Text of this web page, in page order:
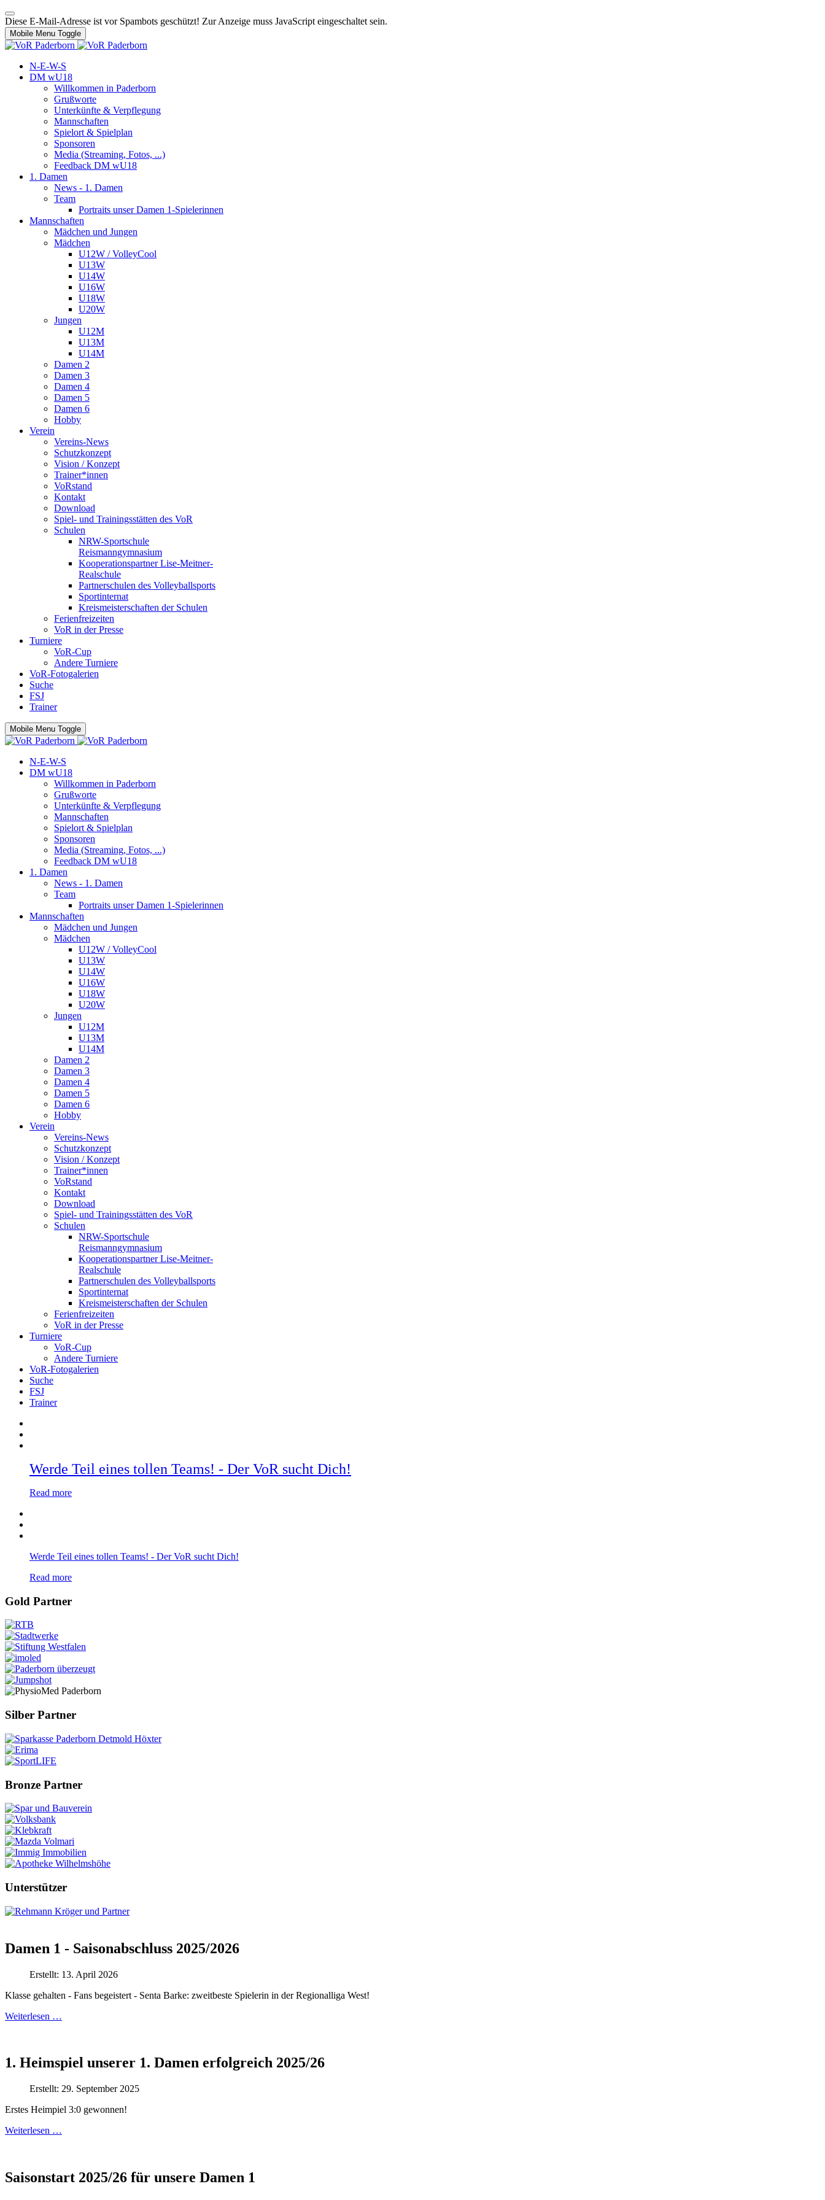
Diese E-Mail-Adresse ist vor Spambots geschützt! Zur Anzeige muss JavaScript eingeschaltet sein.
Mobile Menu Toggle
N-E-W-S
DM wU18
Willkommen in Paderborn
Grußworte
Unterkünfte & Verpflegung
Mannschaften
Spielort & Spielplan
Sponsoren
Media (Streaming, Fotos, ...)
Feedback DM wU18
1. Damen
News - 1. Damen
Team
Portraits unser Damen 1-Spielerinnen
Mannschaften
Mädchen und Jungen
Mädchen
U12W / VolleyCool
U13W
U14W
U16W
U18W
U20W
Jungen
U12M
U13M
U14M
Damen 2
Damen 3
Damen 4
Damen 5
Damen 6
Hobby
Verein
Vereins-News
Schutzkonzept
Vision / Konzept
Trainer*innen
VoRstand
Kontakt
Download
Spiel- und Trainingsstätten des VoR
Schulen
NRW-Sportschule
Reismanngymnasium
Kooperationspartner Lise-Meitner-
Realschule
Partnerschulen des Volleyballsports
Sportinternat
Kreismeisterschaften der Schulen
Ferienfreizeiten
VoR in der Presse
Turniere
VoR-Cup
Andere Turniere
VoR-Fotogalerien
Suche
FSJ
Trainer
Mobile Menu Toggle
N-E-W-S
DM wU18
Willkommen in Paderborn
Grußworte
Unterkünfte & Verpflegung
Mannschaften
Spielort & Spielplan
Sponsoren
Media (Streaming, Fotos, ...)
Feedback DM wU18
1. Damen
News - 1. Damen
Team
Portraits unser Damen 1-Spielerinnen
Mannschaften
Mädchen und Jungen
Mädchen
U12W / VolleyCool
U13W
U14W
U16W
U18W
U20W
Jungen
U12M
U13M
U14M
Damen 2
Damen 3
Damen 4
Damen 5
Damen 6
Hobby
Verein
Vereins-News
Schutzkonzept
Vision / Konzept
Trainer*innen
VoRstand
Kontakt
Download
Spiel- und Trainingsstätten des VoR
Schulen
NRW-Sportschule
Reismanngymnasium
Kooperationspartner Lise-Meitner-
Realschule
Partnerschulen des Volleyballsports
Sportinternat
Kreismeisterschaften der Schulen
Ferienfreizeiten
VoR in der Presse
Turniere
VoR-Cup
Andere Turniere
VoR-Fotogalerien
Suche
FSJ
Trainer
Werde Teil eines tollen Teams! - Der VoR sucht Dich!
Read more
Werde Teil eines tollen Teams! - Der VoR sucht Dich!
Read more
Gold Partner
Silber Partner
Bronze Partner
Unterstützer
Damen 1 - Saisonabschluss 2025/2026
Erstellt: 13. April 2026
Klasse gehalten - Fans begeistert - Senta Barke: zweitbeste Spielerin in der Regionalliga West!
Weiterlesen …
1. Heimspiel unserer 1. Damen erfolgreich 2025/26
Erstellt: 29. September 2025
Erstes Heimpiel 3:0 gewonnen!
Weiterlesen …
Saisonstart 2025/26 für unsere Damen 1